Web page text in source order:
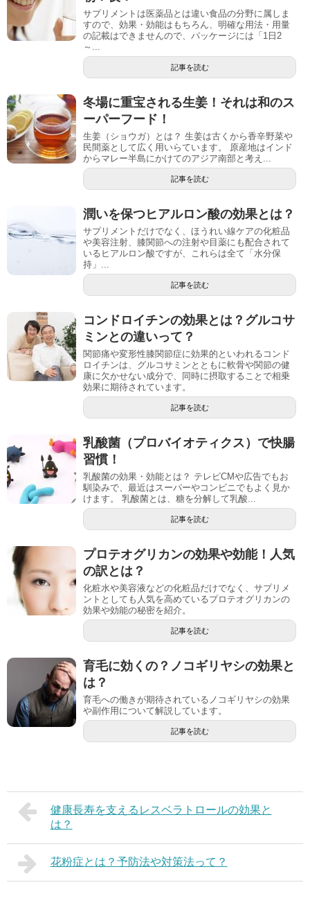
サプリメントは医薬品とは違い食品の分野に属しま
すので、効果・効能はもちろん、明確な用法・用量
の記載はできませんので、パッケージには「1日2
～...
記事を読む
冬場に重宝される生姜！それは和のス
ーパーフード！
生姜（ショウガ）とは？ 生姜は古くから香辛野菜や
民間薬として広く用いらています。 原産地はインド
からマレー半島にかけてのアジア南部と考え...
記事を読む
潤いを保つヒアルロン酸の効果とは？
サプリメントだけでなく、ほうれい線ケアの化粧品
や美容注射、膝関節への注射や目薬にも配合されて
いるヒアルロン酸ですが、これらは全て「水分保
持」...
記事を読む
コンドロイチンの効果とは？グルコサ
ミンとの違いって？
関節痛や変形性膝関節症に効果的といわれるコンド
ロイチンは、グルコサミンとともに軟骨や関節の健
康に欠かせない成分で、同時に摂取することで相乗
効果に期待されています。
記事を読む
乳酸菌（プロバイオティクス）で快腸
習慣！
乳酸菌の効果・効能とは？ テレビCMや広告でもお
馴染みで、最近はスーパーやコンビニでもよく見か
けます。 乳酸菌とは、糖を分解して乳酸...
記事を読む
プロテオグリカンの効果や効能！人気
の訳とは？
化粧水や美容液などの化粧品だけでなく、サプリメ
ントとしても人気を高めているプロテオグリカンの
効果や効能の秘密を紹介。
記事を読む
育毛に効くの？ノコギリヤシの効果と
は？
育毛への働きが期待されているノコギリヤシの効果
や副作用について解説しています。
記事を読む
健康長寿を支えるレスベラトロールの効果と
は？
花粉症とは？予防法や対策法って？